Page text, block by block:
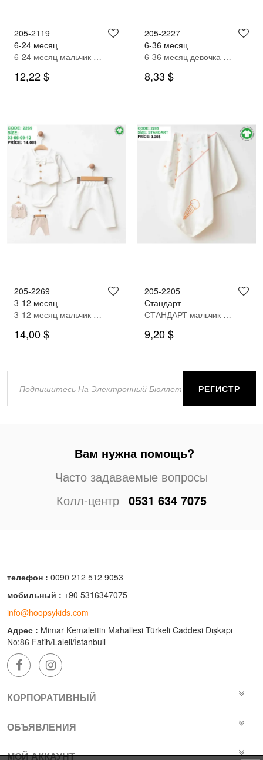
205-2119
6-24 месяц
6-24 месяц мальчик СПОРТИВНЫЙ КОСТЮМ
12,22 $
205-2227
6-36 месяц
6-36 месяц девочка СПОРТИВНЫЙ КОСТЮМ
8,33 $
205-2269
3-12 месяц
3-12 месяц мальчик Костюм для новорожденых
14,00 $
205-2205
Стандарт
СТАНДАРТ мальчик одеяло
9,20 $
РЕГИСТР
Вам нужна помощь?
Часто задаваемые вопросы
Колл-центр 0531 634 7075
телефон : 0090 212 512 9053
мобильный : +90 5316347075
info@hoopsykids.com
Адрес : Mimar Kemalettin Mahallesi Türkeli Caddesi Dışkapı
No:86 Fatih/Laleli/İstanbull
КОРПОРАТИВНЫЙ
ОБЪЯВЛЕНИЯ
МОЙ АККАУНТ